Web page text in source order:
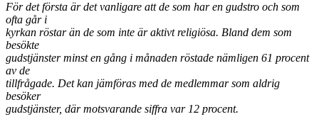
För det första är det vanligare att de som har en gudstro och som
ofta går i
kyrkan röstar än de som inte är aktivt religiösa. Bland dem som
besökte
gudstjänster minst en gång i månaden röstade nämligen 61 procent
av de
tillfrågade. Det kan jämföras med de medlemmar som aldrig
besöker
gudstjänster, där motsvarande siffra var 12 procent.